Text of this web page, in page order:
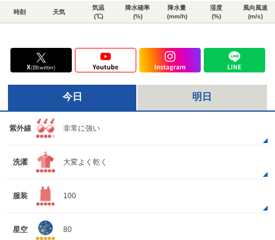
時刻 天気
気温
(℃)
降水確率
(%)
降水量
(mm/h)
湿度
(%)
風向風速
(m/s)
今日 明日
紫外線 非常に強い
洗濯 大変よく乾く
服装 100
星空 80